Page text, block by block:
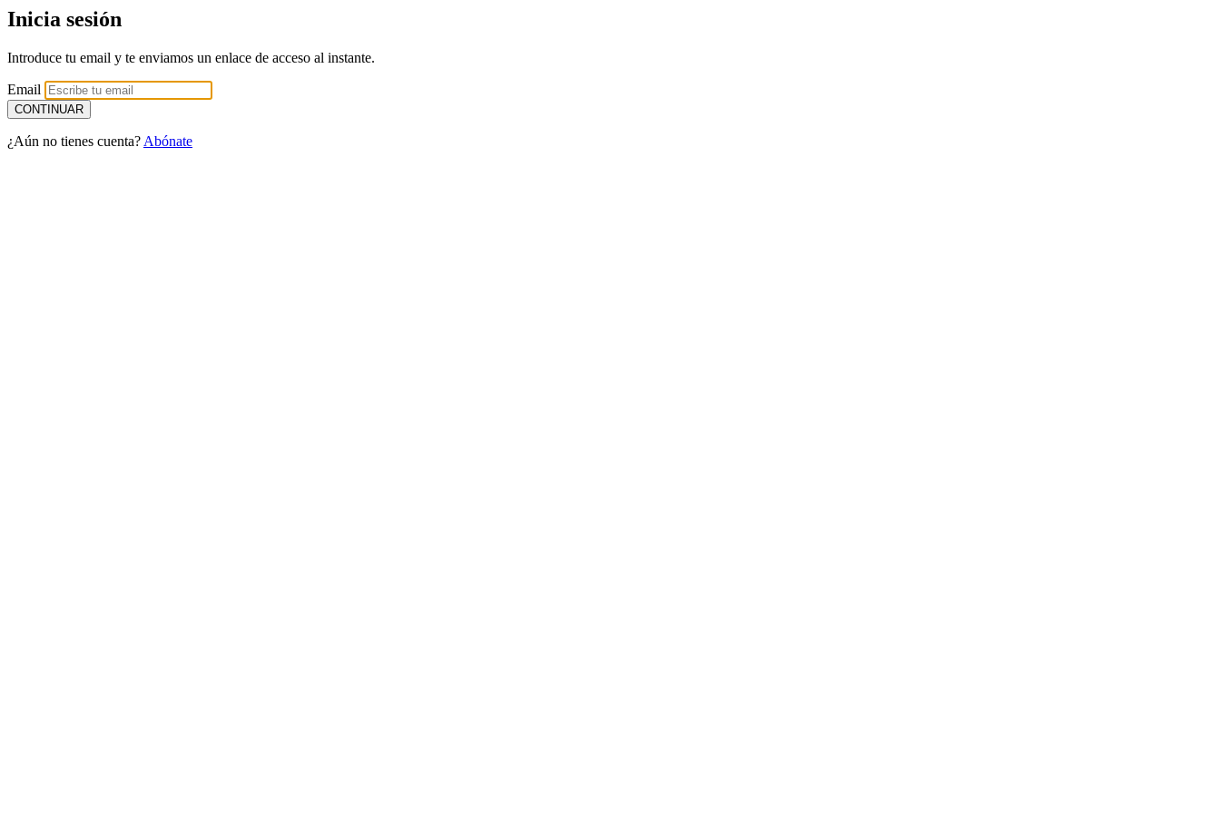
Inicia sesión
Introduce tu email y te enviamos un enlace de acceso al instante.
Email
¿Aún no tienes cuenta? Abónate